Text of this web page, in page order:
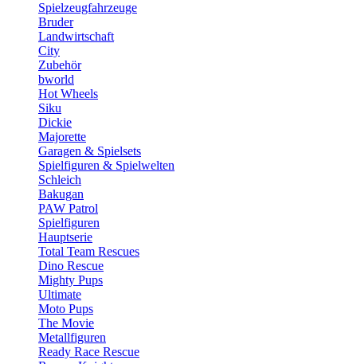
Spielzeugfahrzeuge
Bruder
Landwirtschaft
City
Zubehör
bworld
Hot Wheels
Siku
Dickie
Majorette
Garagen & Spielsets
Spielfiguren & Spielwelten
Schleich
Bakugan
PAW Patrol
Spielfiguren
Hauptserie
Total Team Rescues
Dino Rescue
Mighty Pups
Ultimate
Moto Pups
The Movie
Metallfiguren
Ready Race Rescue